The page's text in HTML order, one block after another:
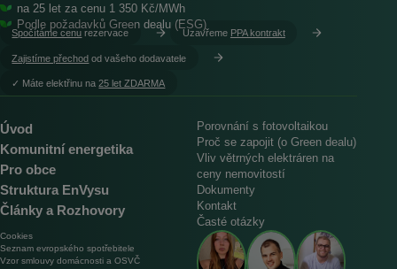
na 25 let za cenu 1 350 Kč/MWh
Podle požadavků Green dealu (ESG)
Spočítáme cenu rezervace Uzavřeme PPA kontrakt
Zajistíme přechod od vašeho dodavatele
︎✓ Máte elektřinu na25 let ZDARMA
Úvod
Komunitní energetika
Pro obce
Struktura EnVysu
Články a Rozhovory
Porovnání s fotovoltaikou
Proč se zapojit (o Green dealu)
Vliv větrných elektráren na
ceny nemovitostí
Dokumenty
Kontakt
Časté otázky
Cookies
Seznam evropského spotřebitele
Vzor smlouvy domácnosti a OSVČ